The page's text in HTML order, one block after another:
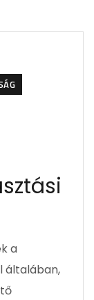
a
általában,